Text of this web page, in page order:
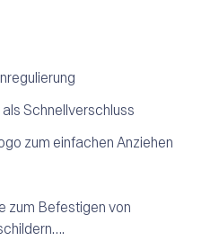
Schnellverschluss
zum einfachen Anziehen
zum Befestigen von